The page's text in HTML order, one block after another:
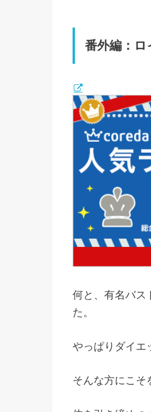
番外編：
何と、有名バス
た。
やっぱりダイエ
そんな方にこそ